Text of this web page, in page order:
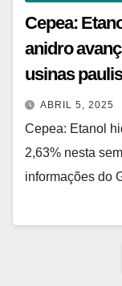
Cepea:
anidro
usinas
ABRIL 5, 2025
Cepea: Etanol
2,63% nesta
informações do